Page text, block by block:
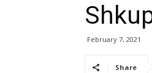
February 7, 2021
Share